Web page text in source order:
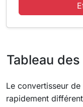
Tableau
Le convertisseur
rapidement